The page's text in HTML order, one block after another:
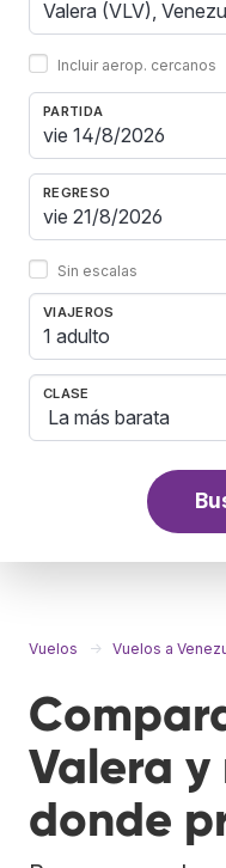
Incluir aerop. cercanos
PARTIDA
REGRESO
Sin escalas
VIAJEROS
1 adulto
CLASE
Vuelos Vuelos a
Valera y
donde